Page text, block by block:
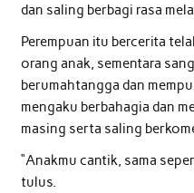
dan saling berbagi rasa
Perempuan itu bercerita
orang anak, sementara
berumahtangga dan
mengaku berbahagia dan
masing serta saling
“Anakmu cantik, sama
tulus.